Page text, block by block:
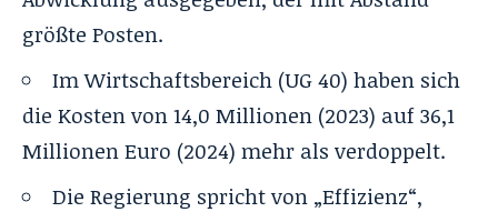
größte Posten.
Im Wirtschaftsbereich (UG 40) haben sich
die Kosten von 14,0 Millionen (2023) auf 36,1
Millionen Euro (2024) mehr als verdoppelt.
Die Regierung spricht von „Effizienz“,